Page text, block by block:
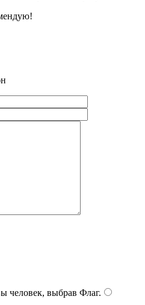
человек, выбрав Флаг.